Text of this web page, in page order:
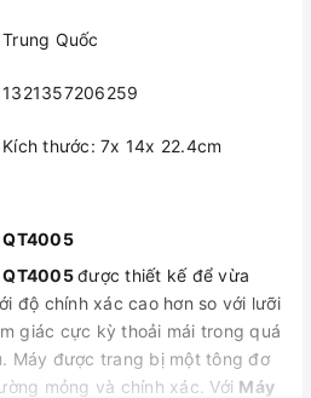
Trung Quốc
1321357206259
Kích thước: 7x 14x 22.4cm
QT4005
QT4005được thiết kế để vừa
độ chính xác cao hơn so với lưỡi
giác cực kỳ thoải mái trong quá
Máy được trang bị một tông đơ
mỏng và chính xác. Với Máy